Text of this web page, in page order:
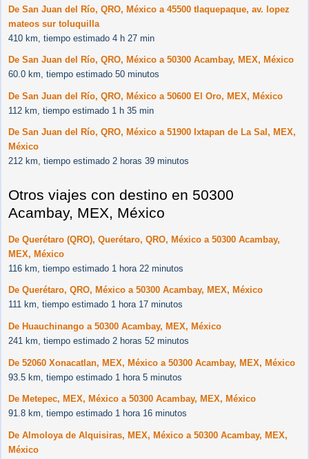
De San Juan del Río, QRO, México a 45500 tlaquepaque, av. lopez
mateos sur toluquilla
410 km, tiempo estimado 4 h 27 min
De San Juan del Río, QRO, México a 50300 Acambay, MEX, México
60.0 km, tiempo estimado 50 minutos
De San Juan del Río, QRO, México a 50600 El Oro, MEX, México
112 km, tiempo estimado 1 h 35 min
De San Juan del Río, QRO, México a 51900 Ixtapan de La Sal, MEX,
México
212 km, tiempo estimado 2 horas 39 minutos
Otros viajes con destino en 50300
Acambay, MEX, México
De Querétaro (QRO), Querétaro, QRO, México a 50300 Acambay,
MEX, México
116 km, tiempo estimado 1 hora 22 minutos
De Querétaro, QRO, México a 50300 Acambay, MEX, México
111 km, tiempo estimado 1 hora 17 minutos
De Huauchinango a 50300 Acambay, MEX, México
241 km, tiempo estimado 2 horas 52 minutos
De 52060 Xonacatlan, MEX, México a 50300 Acambay, MEX, México
93.5 km, tiempo estimado 1 hora 5 minutos
De Metepec, MEX, México a 50300 Acambay, MEX, México
91.8 km, tiempo estimado 1 hora 16 minutos
De Almoloya de Alquisiras, MEX, México a 50300 Acambay, MEX,
México